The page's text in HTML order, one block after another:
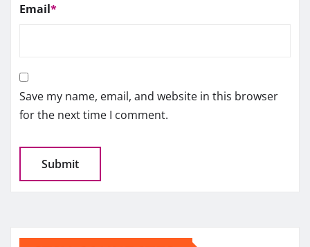
Email*
Save my name, email, and website in this browser
for the next time I comment.